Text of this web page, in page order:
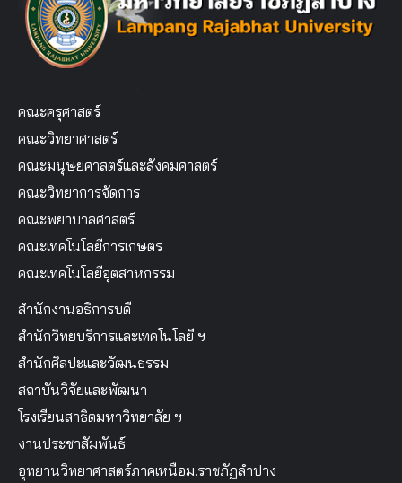
คณะครุศาสตร์
คณะวิทยาศาสตร์
คณะมนุษยศาสตร์และสังคมศาสตร์
คณะวิทยาการจัดการ
คณะพยาบาลศาสตร์
คณะเทคโนโลยีการเกษตร
คณะเทคโนโลยีอุตสาหกรรม
สำนักงานอธิการบดี
สำนักวิทยบริการและเทคโนโลยี ฯ
สำนักศิลปะและวัฒนธรรม
สถาบันวิจัยและพัฒนา
โรงเรียนสาธิตมหาวิทยาลัย ฯ
งานประชาสัมพันธ์
อุทยานวิทยาศาสตร์ภาคเหนือม.ราชภัฏลำปาง